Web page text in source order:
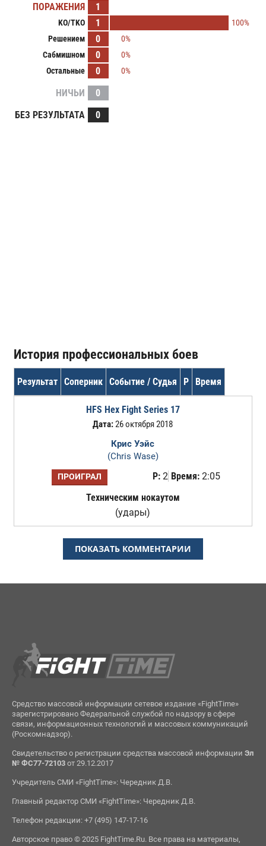
ПОРАЖЕНИЯ 1
KO/TKO 1
100%
Решением
0
0%
Сабмишном
0
0%
Остальные
0 0%
НИЧЬИ
0
БЕЗ РЕЗУЛЬТАТА
0
История профессиональных боев
Результат Соперник Событие / Судья Р Время
HFS Hex Fight Series 17
Дата:26 октября 2018
Крис Уэйс
(Chris Wase)
ПРОИГРАЛ Р:2 Время:2:05
Техническим нокаутом
(удары)
ПОКАЗАТЬ КОММЕНТАРИИ
Средство массовой информации сетевое издание «FightTime»
зарегистрировано Федеральной службой по надзору в сфере
связи, информационных технологий и массовых коммуникаций
(Роскомнадзор).
Свидетельство о регистрации средства массовой информации Эл
№ ФС77-72103от 29.12.2017
Учредитель СМИ «FightTime»: Чередник Д.В.
Главный редактор СМИ «FightTime»: Чередник Д.В.
Телефон редакции: +7 (495) 147-17-16
Авторское право © 2025 FightTime.Ru. Все права на материалы,